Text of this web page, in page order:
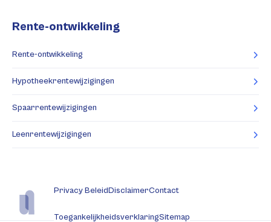
Rente-ontwikkeling
Rente-ontwikkeling
Hypotheekrentewijzigingen
Spaarrentewijzigingen
Leenrentewijzigingen
Privacy BeleidDisclaimerContact
ToegankelijkheidsverklaringSitemap